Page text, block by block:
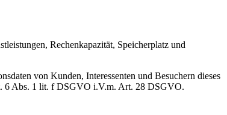
Rechenkapazität, Speicherplatz und
von Kunden, Interessenten und Besuchern dieses
6 Abs. 1 lit. f DSGVO i.V.m. Art. 28 DSGVO.